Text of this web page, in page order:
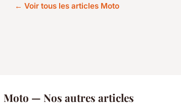
← Voir tous les articles Moto
Moto — Nos autres articles